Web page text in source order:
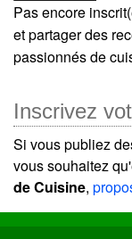
Pas encore
et partager des
passionnés de
Inscrivez
Si vous publiez
vous souhaitez
de Cuisine,